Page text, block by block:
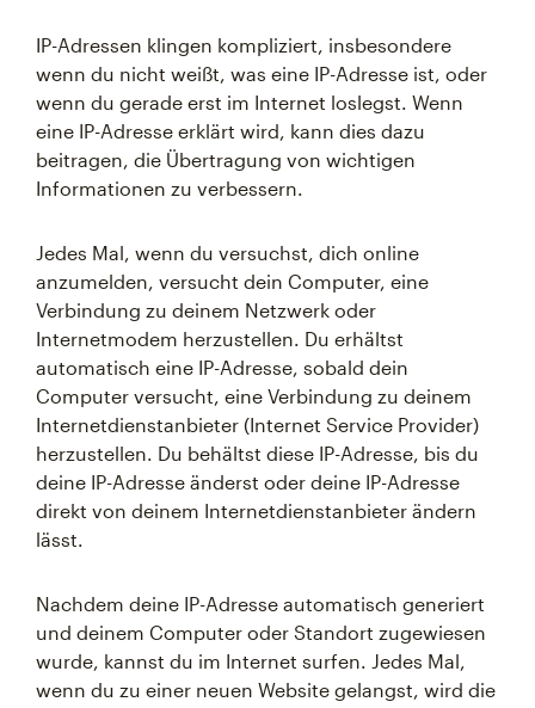
IP-Adressen klingen kompliziert, insbesondere
wenn du nicht weißt, was eine IP-Adresse ist, oder
wenn du gerade erst im Internet loslegst. Wenn
eine IP-Adresse erklärt wird, kann dies dazu
beitragen, die Übertragung von wichtigen
Informationen zu verbessern.
Jedes Mal, wenn du versuchst, dich online
anzumelden, versucht dein Computer, eine
Verbindung zu deinem Netzwerk oder
Internetmodem herzustellen. Du erhältst
automatisch eine IP-Adresse, sobald dein
Computer versucht, eine Verbindung zu deinem
Internetdienstanbieter (Internet Service Provider)
herzustellen. Du behältst diese IP-Adresse, bis du
deine IP-Adresse änderst oder deine IP-Adresse
direkt von deinem Internetdienstanbieter ändern
lässt.
Nachdem deine IP-Adresse automatisch generiert
und deinem Computer oder Standort zugewiesen
wurde, kannst du im Internet surfen. Jedes Mal,
wenn du zu einer neuen Website gelangst, wird die